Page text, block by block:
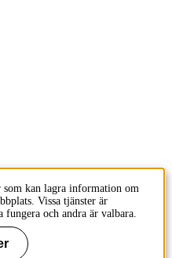
som kan lagra information om
Vissa tjänster är
fungera och andra är valbara.